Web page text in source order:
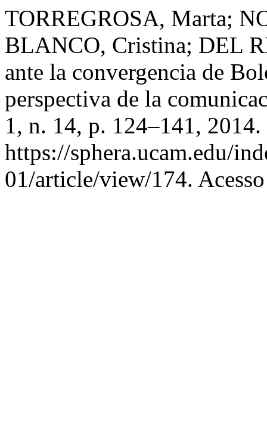
TORREGROSA, Marta;
BLANCO, Cristina; DEL
ante la convergencia de
perspectiva de la
1, n. 14, p. 124–141,
https://sphera.ucam.edu/
01/article/view/174.